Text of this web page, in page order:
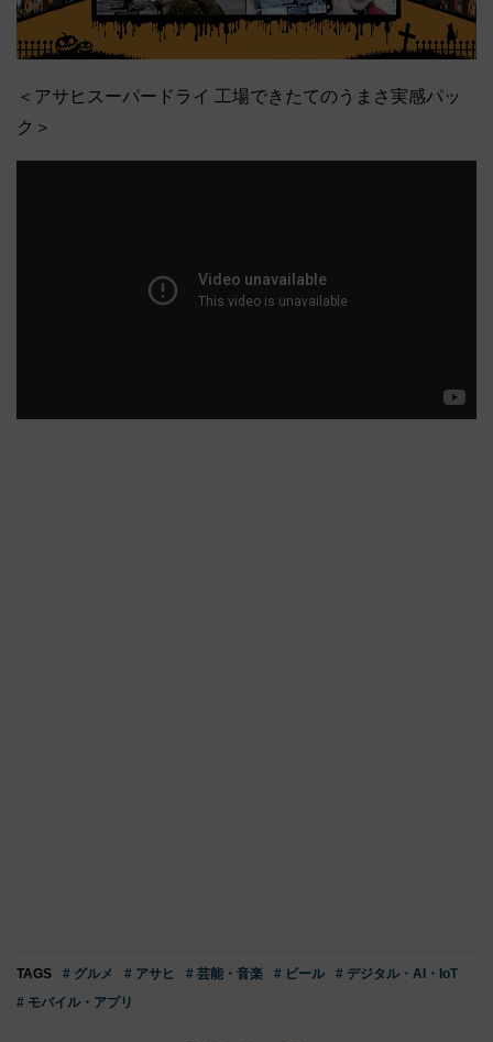
＜アサヒスーパードライ 工場できたてのうまさ実感パッ
ク＞
TAGS # グルメ # アサヒ # 芸能・音楽 # ビール
# デジタル・AI・IoT
# モバイル・アプリ